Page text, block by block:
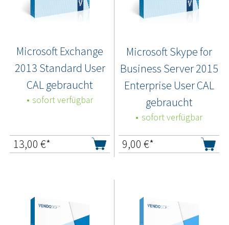
Microsoft Exchange
2013 Standard User
CAL gebraucht
sofort verfügbar
13,00 €*
Microsoft Skype for
Business Server 2015
Enterprise User CAL
gebraucht
sofort verfügbar
9,00 €*